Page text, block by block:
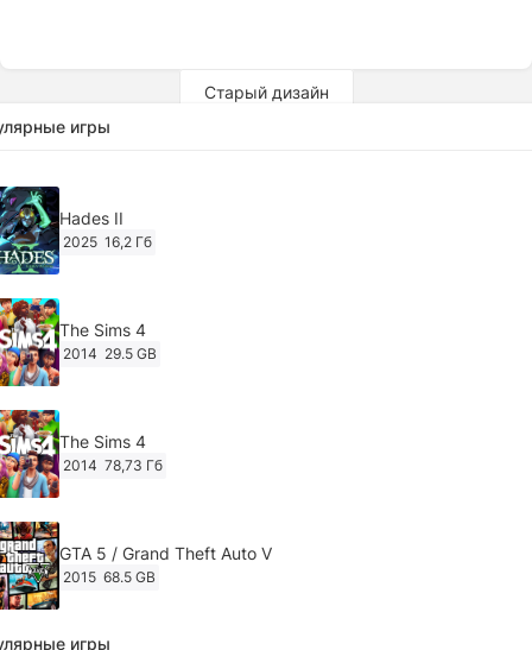
Старый дизайн
игры
Hades II
2025 16,2 Гб
The Sims 4
2014 29.5 GB
The Sims 4
2014 78,73 Гб
GTA 5 / Grand Theft Auto V
2015 68.5 GB
игры